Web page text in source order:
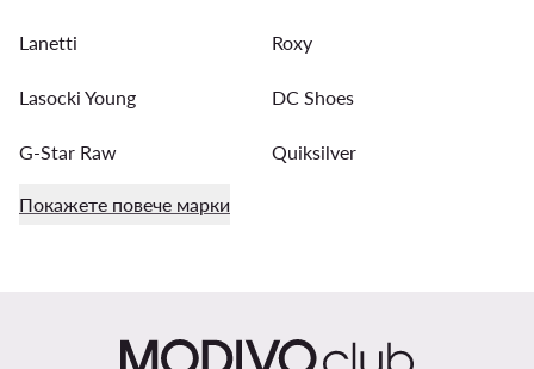
Lanetti Roxy
Lasocki Young DC Shoes
G-Star Raw Quiksilver
Покажете повече марки